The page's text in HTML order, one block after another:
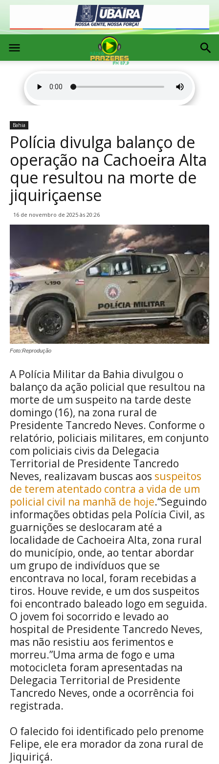
Bahia
Polícia divulga balanço de
operação na Cachoeira Alta
que resultou na morte de
jiquiriçaense
16 de novembro de 2025 às 20:26
Foto:Reprodução
A Polícia Militar da Bahia divulgou o
balanço da ação policial que resultou na
morte de um suspeito na tarde deste
domingo (16), na zona rural de
Presidente Tancredo Neves. Conforme o
relatório, policiais militares, em conjunto
com policiais civis da Delegacia
Territorial de Presidente Tancredo
Neves, realizavam buscas aos suspeitos
de terem atentado contra a vida de um
policial civil na manhã de hoje.“Seguindo
informações obtidas pela Polícia Civil, as
guarnições se deslocaram até a
localidade de Cachoeira Alta, zona rural
do município, onde, ao tentar abordar
um grupo de indivíduos que se
encontrava no local, foram recebidas a
tiros. Houve revide, e um dos suspeitos
foi encontrado baleado logo em seguida.
O jovem foi socorrido e levado ao
hospital de Presidente Tancredo Neves,
mas não resistiu aos ferimentos e
morreu.”Uma arma de fogo e uma
motocicleta foram apresentadas na
Delegacia Territorial de Presidente
Tancredo Neves, onde a ocorrência foi
registrada.
O falecido foi identificado pelo prenome
Felipe, ele era morador da zona rural de
Jiquiriçá.